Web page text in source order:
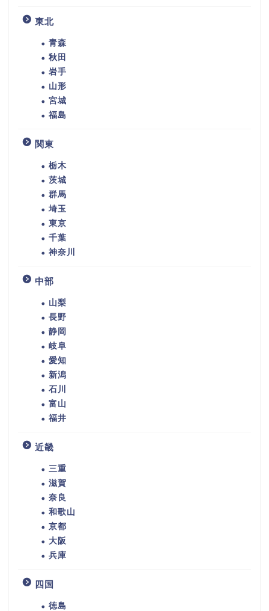
東北
青森
秋田
岩手
山形
宮城
福島
関東
栃木
茨城
群馬
埼玉
東京
千葉
神奈川
中部
山梨
長野
静岡
岐阜
愛知
新潟
石川
富山
福井
近畿
三重
滋賀
奈良
和歌山
京都
大阪
兵庫
四国
徳島